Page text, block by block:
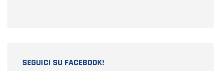
SEGUICI SU FACEBOOK!